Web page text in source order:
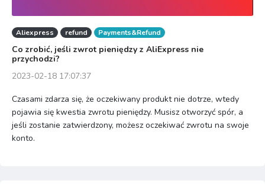
Aliexpress refund Payments&Refund
Co zrobić, jeśli zwrot pieniędzy z AliExpress nie
przychodzi?
2023-02-18 17:07:37
Czasami zdarza się, że oczekiwany produkt nie dotrze, wtedy
pojawia się kwestia zwrotu pieniędzy. Musisz otworzyć spór, a
jeśli zostanie zatwierdzony, możesz oczekiwać zwrotu na swoje
konto.